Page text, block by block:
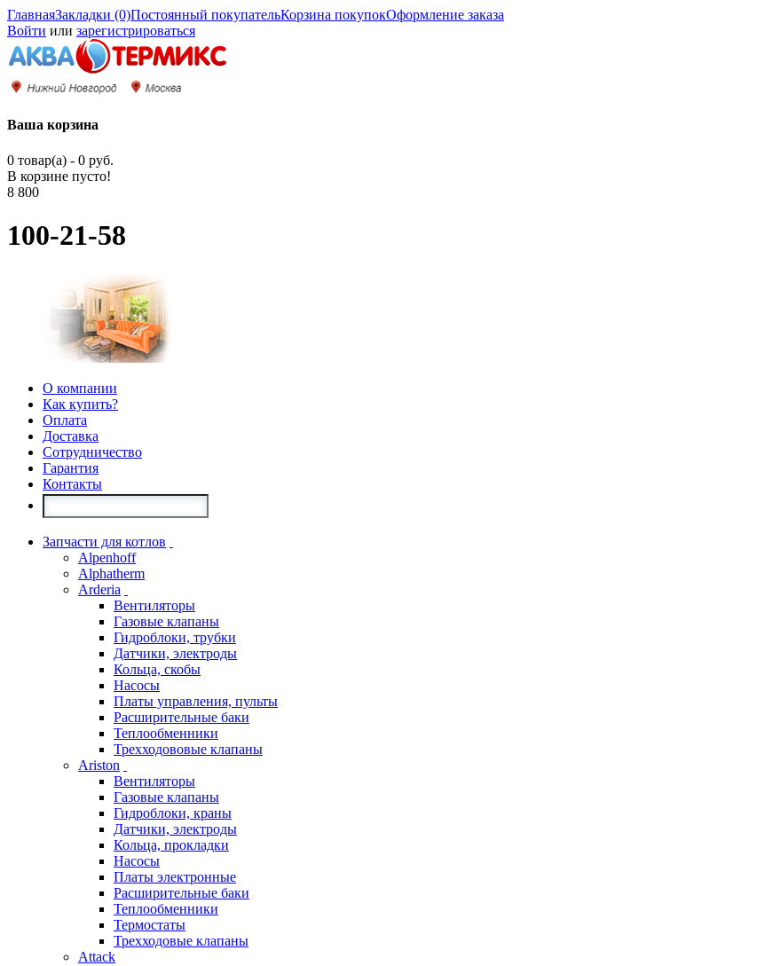
ГлавнаяЗакладки (0)Постоянный покупательКорзина покупокОформление заказа
Войти или зарегистрироваться
Ваша корзина
0 товар(а) - 0 руб.
В корзине пусто!
8 800
100-21-58
О компании
Как купить?
Оплата
Доставка
Сотрудничество
Гарантия
Контакты
Запчасти для котлов
Alpenhoff
Alphatherm
Arderia
Вентиляторы
Газовые клапаны
Гидроблоки, трубки
Датчики, электроды
Кольца, скобы
Насосы
Платы управления, пульты
Расширительные баки
Теплообменники
Трехходововые клапаны
Ariston
Вентиляторы
Газовые клапаны
Гидроблоки, краны
Датчики, электроды
Кольца, прокладки
Насосы
Платы электронные
Расширительные баки
Теплообменники
Термостаты
Трехходовые клапаны
Attack